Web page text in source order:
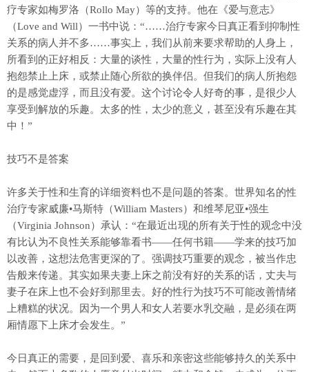
疗专家如梅罗洛（Rollo May）等的支持。他在《爱与意志》
（Love and Will）一书中说：“……治疗专家今日真正看到抑制性
关系的病人并不多……事实上，我们从前来要求帮助的人身上，
所看到的正好相反：大量的谈性，大量的性行为，实际上没有人
抱怨禁止上床，或禁止随心所欲的换伴侣。但我们的病人所抱怨
的是感觉虚浮，而且没有爱。这个讨论令人好奇的事，是很少人
享受到解放的乐趣。太多的性，太少的意义，甚至没有乐趣在其
中！”
技巧不是答案
许多关于性和生育的详细资料也不是问题的答案。世界知名的性
治疗专家威廉•马斯特（William Masters）和维琴尼亚•强生
（Virginia Johnson）承认：“在最近出现的所有关于性的观念中没
有比认为不良性关系能够靠看书——任何书籍——学来的技巧加
以改善，这想法危害更深的了。强调技巧重要的观念，被当作忠
告般来传递。其实如果夫妻上床之前没有好的关系的话，丈夫与
妻子在床上也不会好到那里去。好的性行为技巧不可能改善情绪
上糟糕的状况。因为一个男人和女人若要水乳交融，是必须在两
厢情愿下上床才会发生。”
今日真正的需要，是回到爱、喜乐和亲密这些能够持久的关系中